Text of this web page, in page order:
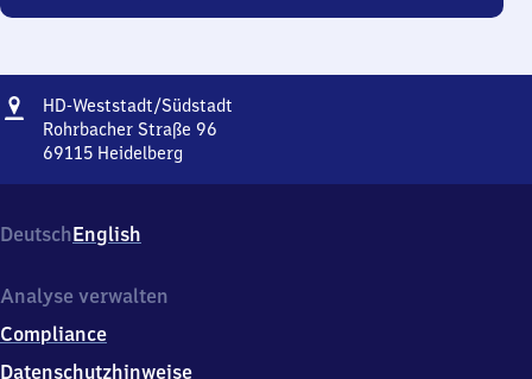
Adresse
HD-Weststadt/​Südstadt
Rohrbacher Straße 96
69115 Heidelberg
Rohrbacher
Straße
6
1
1
DeutschEnglish
Analyse verwalten
Compliance
Datenschutzhinweise